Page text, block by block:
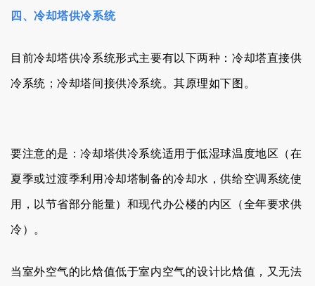
四、冷却塔供冷系统
目前冷却塔供冷系统形式主要有以下两种：冷却塔直接供
冷系统；冷却塔间接供冷系统。其原理如下图。
要注意的是：冷却塔供冷系统适用于低湿球温度地区（在
夏季或过渡季利用冷却塔制备的冷却水，供给空调系统使
用，以节省部分能量）和现代办公楼的内区（全年要求供
冷）。
当室外空气的比焓值低于室内空气的设计比焓值，又无法